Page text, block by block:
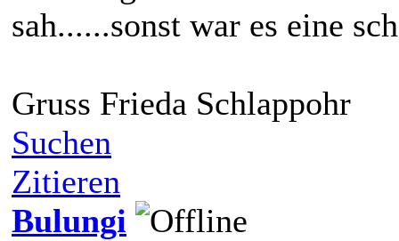
sah......sonst war es eine
Gruss Frieda Schlappohr
Suchen
Zitieren
Bulungi